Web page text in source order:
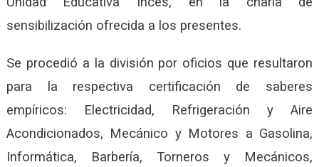
sensibilización ofrecida a los presentes.
Se procedió a la división por oficios que resultaron
para la respectiva certificación de saberes
empíricos: Electricidad, Refrigeración y Aire
Acondicionados, Mecánico y Motores a Gasolina,
Informática, Barbería, Torneros y Mecánicos,